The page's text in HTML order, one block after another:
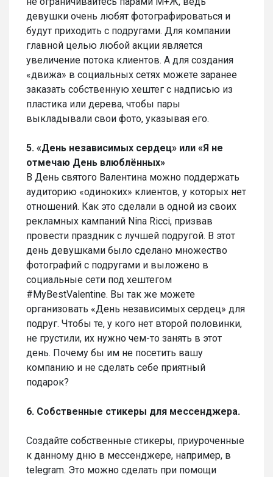
девушки очень любят фотографироваться и
будут приходить с подругами. Для компании
главной целью любой акции является
увеличение потока клиентов. А для создания
«движа» в социальных сетях можете заранее
заказать собственную хештег с надписью из
пластика или дерева, чтобы пары
выкладывали свои фото, указывая его.
5. «День независимых сердец» или «Я не
отмечаю День влюблённых»
В День святого Валентина можно поддержать
аудиторию «одиноких» клиентов, у которых нет
отношений. Как это сделали в одной из своих
рекламных кампаний Nina Ricci, призвав
провести праздник с лучшей подругой. В этот
день девушками было сделано множество
фотографий с подругами и выложено в
социальные сети под хештегом
#MyBestValentine. Вы так же можете
организовать «День независимых сердец» для
подруг. Чтобы те, у кого нет второй половинки,
не грустили, их нужно чем-то занять в этот
день. Почему бы им не посетить вашу
компанию и не сделать себе приятный
подарок?
6. Собственные стикеры для мессенджера.
Создайте собственные стикеры, приуроченные
к данному дню в мессенджере, например, в
telegram. Это можно сделать при помощи